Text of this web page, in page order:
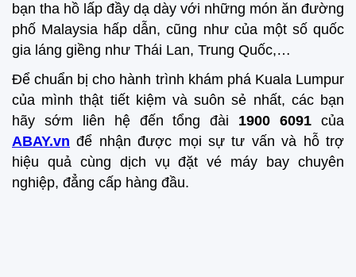
bạn tha hồ lấp đầy dạ dày với những món ăn đường
phố Malaysia hấp dẫn, cũng như của một số quốc
gia láng giềng như Thái Lan, Trung Quốc,…
Để chuẩn bị cho hành trình khám phá Kuala Lumpur
của mình thật tiết kiệm và suôn sẻ nhất, các bạn
hãy sớm liên hệ đến tổng đài 1900 6091 của
ABAY.vn để nhận được mọi sự tư vấn và hỗ trợ
hiệu quả cùng dịch vụ đặt vé máy bay chuyên
nghiệp, đẳng cấp hàng đầu.